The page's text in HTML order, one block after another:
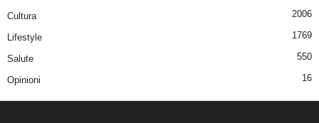
Cultura 2006
Lifestyle 1769
Salute 550
Opinioni 16